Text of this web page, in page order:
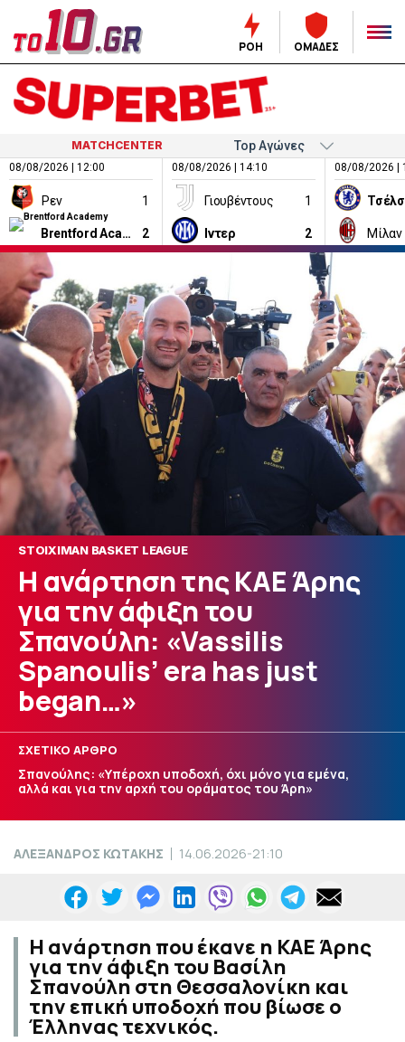
ΡΟΗ ΟΜΑΔΕΣ
MATCHCENTER
08/08/2026 | 12:00
Ρεν 1
Brentford Academy 2
08/08/2026 | 14:10
Γιουβέντους 1
Ιντερ 2
08/08/2026 |
Μίλαν
STOIXIMAN BASKET LEAGUE
Η ανάρτηση της ΚΑΕ Άρης
για την άφιξη του
Σπανούλη: «Vassilis
Spanoulis’ era has just
began…»
ΣΧΕΤΙΚΟ ΑΡΘΡΟ
Σπανούλης: «Υπέροχη υποδοχή, όχι μόνο για εμένα,
αλλά και για την αρχή του οράματος του Άρη»
ΑΛΕΞΑΝΔΡΟΣ ΚΩΤΑΚΗΣ 14.06.2026-21:10
Η ανάρτηση που έκανε η ΚΑΕ Άρης
για την άφιξη του Βασίλη
Σπανούλη στη Θεσσαλονίκη και
την επική υποδοχή που βίωσε ο
Έλληνας τεχνικός.